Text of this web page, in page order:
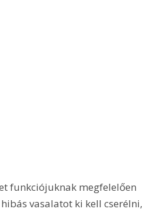
funkciójuknak megfelelően
vasalatot ki kell cserélni,